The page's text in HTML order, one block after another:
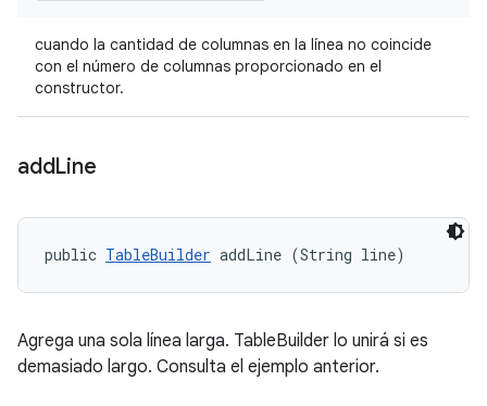
cuando la cantidad de columnas en la línea no coincide
con el número de columnas proporcionado en el
constructor.
addLine
public TableBuilder addLine (String line)
Agrega una sola línea larga. TableBuilder lo unirá si es
demasiado largo. Consulta el ejemplo anterior.